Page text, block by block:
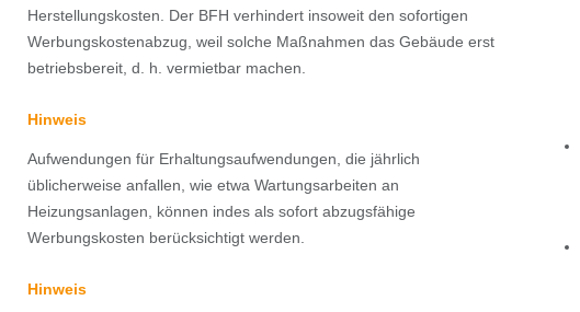
Herstellungskosten. Der BFH verhindert insoweit den sofortigen
Werbungskostenabzug, weil solche Maßnahmen das Gebäude erst
betriebsbereit, d. h. vermietbar machen.
Hinweis
Aufwendungen für Erhaltungsaufwendungen, die jährlich
üblicherweise anfallen, wie etwa Wartungsarbeiten an
Heizungsanlagen, können indes als sofort abzugsfähige
Werbungskosten berücksichtigt werden.
Hinweis